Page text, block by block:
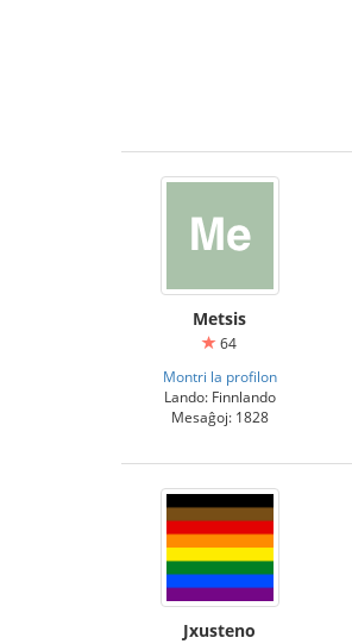
Metsis
64
Montri la profilon
Lando: Finnlando
Mesaĝoj: 1828
Jxusteno